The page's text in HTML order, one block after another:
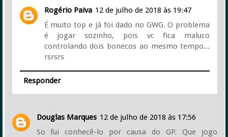
Rogério Paiva 12 de julho de 2018 às 19:47
É muito top e já foi dado no GWG. O problema
é jogar sozinho, pois vc fica maluco
controlando dois bonecos ao mesmo tempo...
rsrsrs
Responder
Douglas Marques 12 de julho de 2018 às 17:56
So fui conhecê-lo por causa do GP. Que jogo